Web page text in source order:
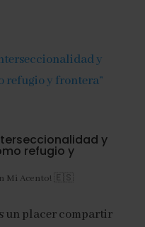
y
refugio y
Mi Acento! 🇪🇸
un placer compartir